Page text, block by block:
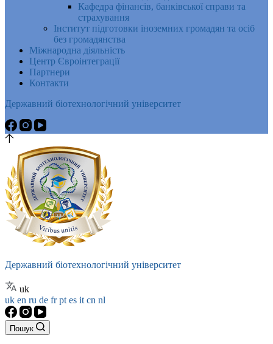
Кафедра фінансів, банківської справи та
страхування
Інститут підготовки іноземних громадян та осіб
без громадянства
Міжнародна діяльність
Центр Євроінтеграції
Партнери
Контакти
Державний біотехнологічний університет
Державний біотехнологічний університет
uk
uk en ru de frpt es it cn nl
Пошук